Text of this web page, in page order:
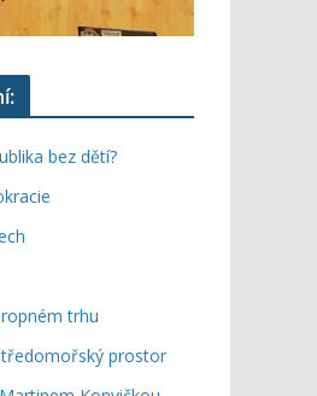
bez dětí?
trhu
prostor